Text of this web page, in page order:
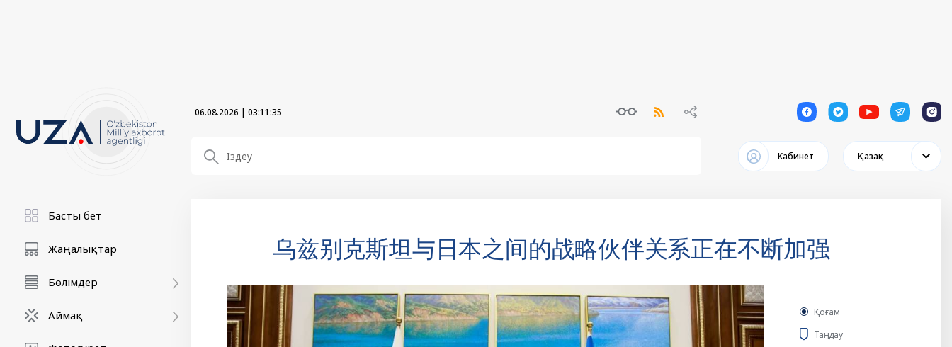
06.08.2026 | 03:11:36 1 1 1 1 1
Кабинет Қазақ
Басты бет
Жаңалықтар
Бөлімдер
Аймақ
乌兹别克斯坦与日本之间的战略伙伴关系正在不断加强
Қоғам
Таңдау